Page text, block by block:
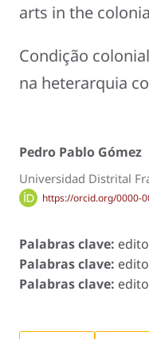
arts in the
Condição
na heterarquia
Pedro Pablo Gómez
Universidad Distrital
https://orcid.org/0000-
Palabras clave:
Palabras clave:
Palabras clave: